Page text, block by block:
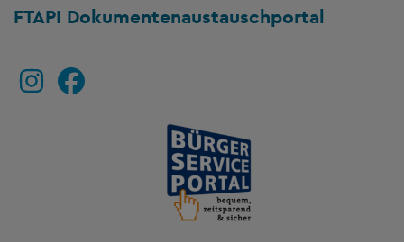
FTAPI Dokumentenaustauschportal